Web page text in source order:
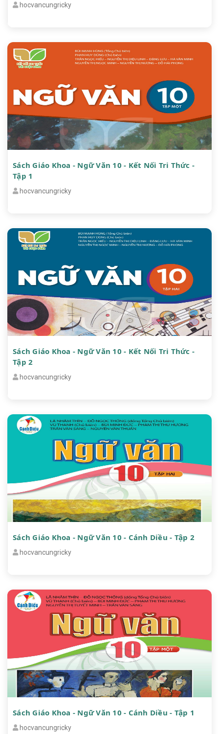
hocvancungricky
Sách Giáo Khoa - Ngữ Văn 10 - Kết Nối Tri Thức -
Tập 1
hocvancungricky
Sách Giáo Khoa - Ngữ Văn 10 - Kết Nối Tri Thức -
Tập 2
hocvancungricky
Sách Giáo Khoa - Ngữ Văn 10 - Cánh Diều - Tập 2
hocvancungricky
Sách Giáo Khoa - Ngữ Văn 10 - Cánh Diều - Tập 1
hocvancungricky